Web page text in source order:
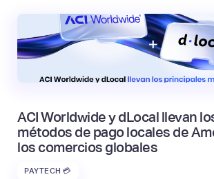
ACI Worldwide y dLocal llevan
métodos de pago locales de
los comercios globales
PAYTECH 💳